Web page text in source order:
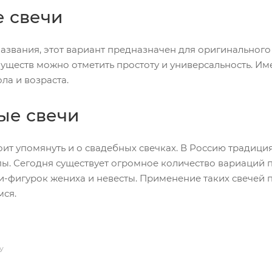
этот вариант предназначен для
можно отметить простоту и универсальность.
и возраста.
свечи
упомянуть и о свадебных свечках. В Россию
Сегодня существует огромное количество вариаций
фигурок жениха и невесты. Применение таких свечей